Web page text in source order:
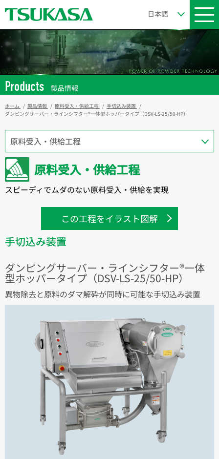
Products 製品情報
ホーム 製品情報 原料受入・供給工程
手切込み装置
ダンピングサーバー・ラインシフター®一体型ホッパータイプ（DSV-LS-25/50-HP）
原料受入・供給工程
スピーディでムダのない原料受入・供給を実現
この工程をイラスト図解
手切込み装置
ダンピングサーバー・ラインシフター®一体
型ホッパータイプ（DSV-LS-25/50-HP）
異物除去と原料のダマ解砕が同時に可能な手切込み装置